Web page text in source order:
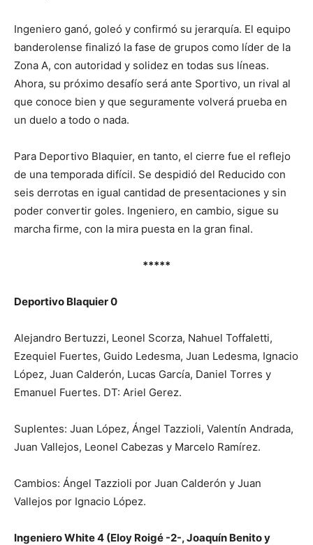
Ingeniero ganó, goleó y confirmó su jerarquía. El equipo
banderolense finalizó la fase de grupos como líder de la
Zona A, con autoridad y solidez en todas sus líneas.
Ahora, su próximo desafío será ante Sportivo, un rival al
que conoce bien y que seguramente volverá prueba en
un duelo a todo o nada.
Para Deportivo Blaquier, en tanto, el cierre fue el reflejo
de una temporada difícil. Se despidió del Reducido con
seis derrotas en igual cantidad de presentaciones y sin
poder convertir goles. Ingeniero, en cambio, sigue su
marcha firme, con la mira puesta en la gran final.
*****
Deportivo Blaquier 0
Alejandro Bertuzzi, Leonel Scorza, Nahuel Toffaletti,
Ezequiel Fuertes, Guido Ledesma, Juan Ledesma, Ignacio
López, Juan Calderón, Lucas García, Daniel Torres y
Emanuel Fuertes. DT: Ariel Gerez.
Suplentes: Juan López, Ángel Tazzioli, Valentín Andrada,
Juan Vallejos, Leonel Cabezas y Marcelo Ramírez.
Cambios: Ángel Tazzioli por Juan Calderón y Juan
Vallejos por Ignacio López.
Ingeniero White 4 (Eloy Roigé -2-, Joaquín Benito y